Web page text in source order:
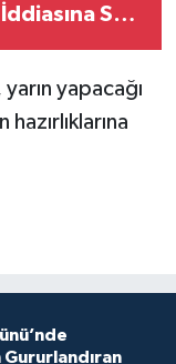
Sert
yarın yapacağı